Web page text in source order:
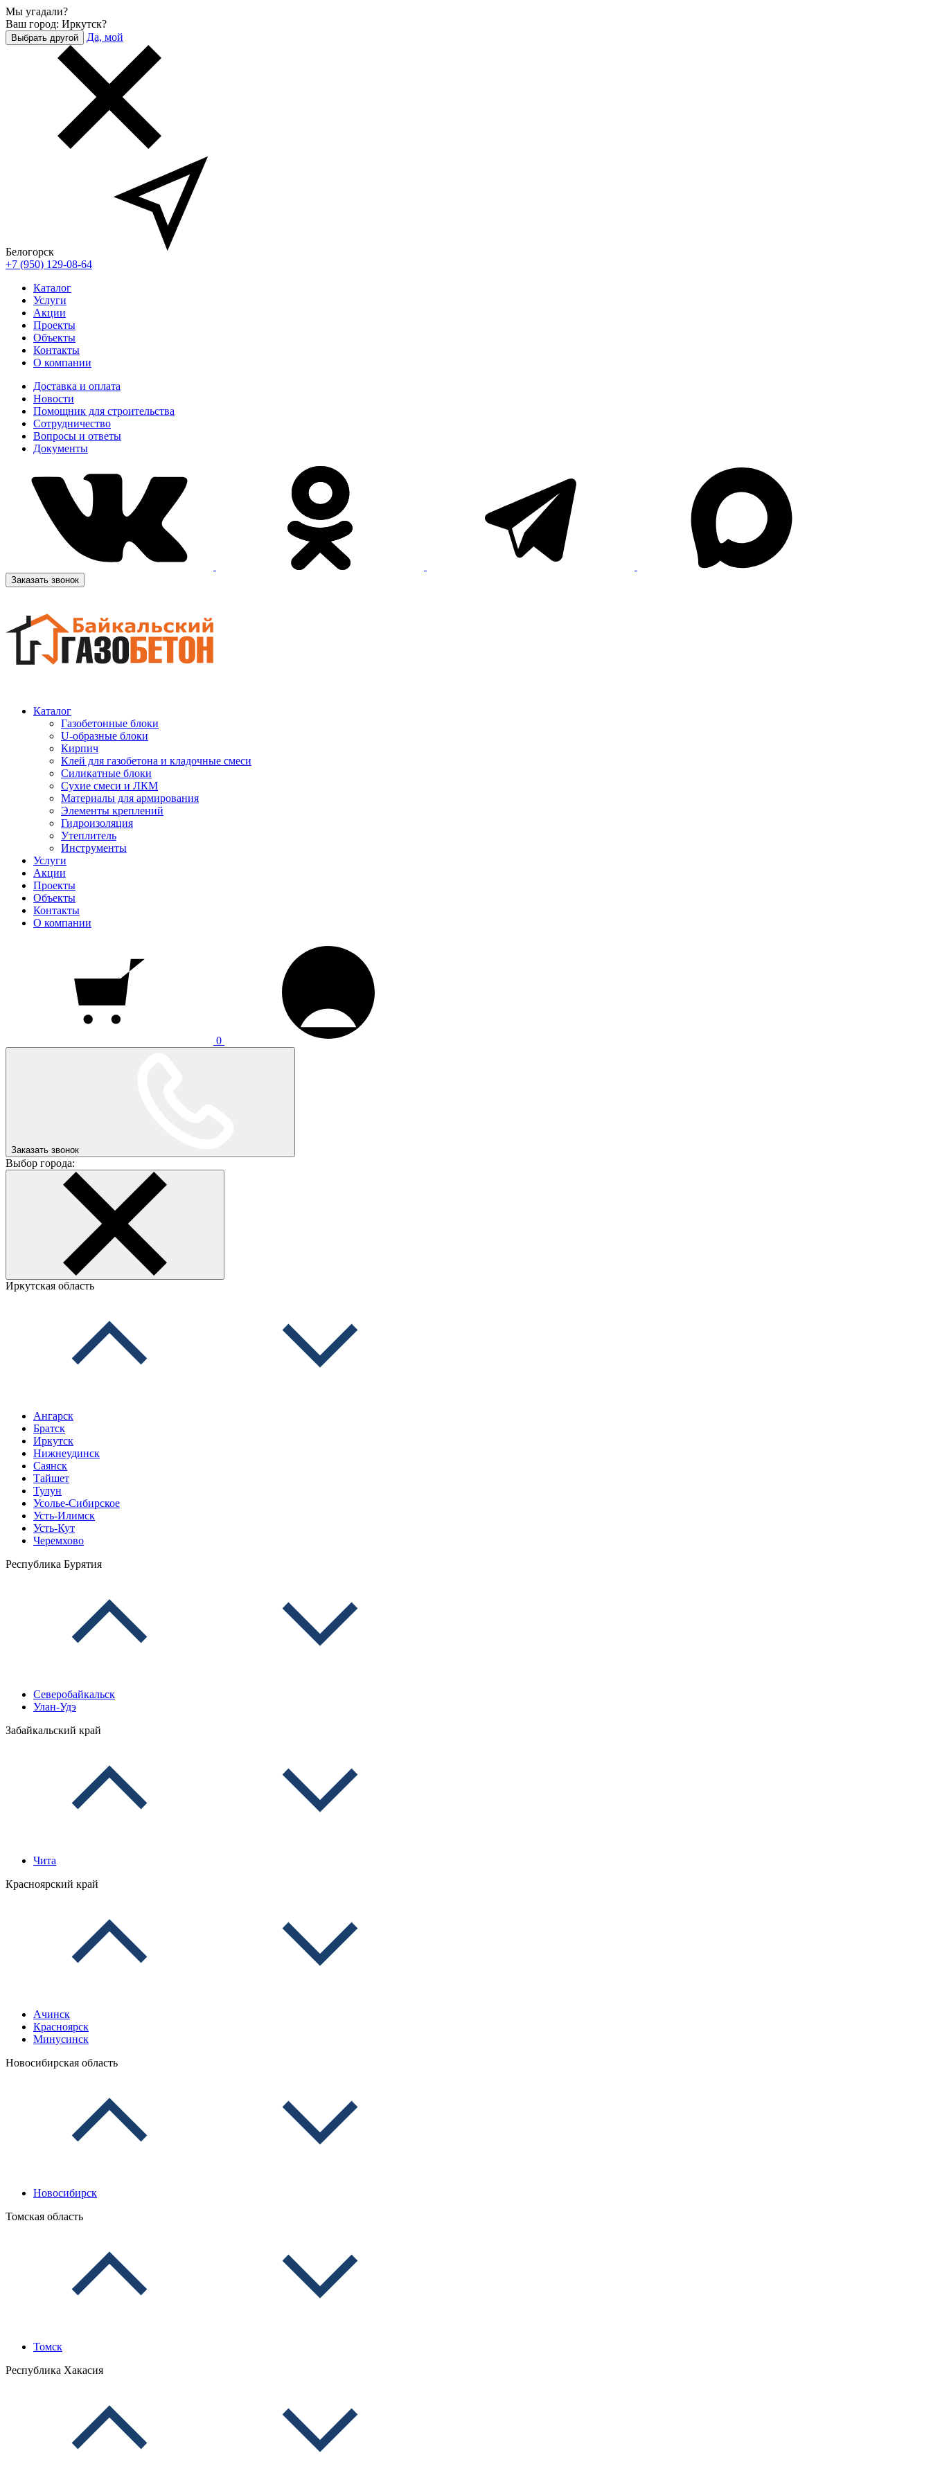
Мы угадали?
Ваш город: Иркутск?
Выбрать другой Да, мой
Белогорск
+7 (950) 129-08-64
Каталог
Услуги
Акции
Проекты
Объекты
Контакты
О компании
Доставка и оплата
Новости
Помощник для строительства
Сотрудничество
Вопросы и ответы
Документы
Заказать звонок
Каталог
Газобетонные блоки
U-образные блоки
Кирпич
Клей для газобетона и кладочные смеси
Силикатные блоки
Сухие смеси и ЛКМ
Материалы для армирования
Элементы креплений
Гидроизоляция
Утеплитель
Инструменты
Услуги
Акции
Проекты
Объекты
Контакты
О компании
0
Заказать звонок
Выбор города:
Иркутская область
Ангарск
Братск
Иркутск
Нижнеудинск
Саянск
Тайшет
Тулун
Усолье-Сибирское
Усть-Илимск
Усть-Кут
Черемхово
Республика Бурятия
Северобайкальск
Улан-Удэ
Забайкальский край
Чита
Красноярский край
Ачинск
Красноярск
Минусинск
Новосибирская область
Новосибирск
Томская область
Томск
Республика Хакасия